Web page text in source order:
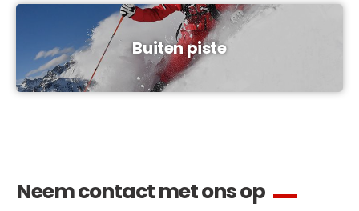
Buiten piste
Neem contact met ons op